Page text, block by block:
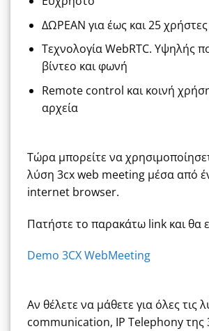
ΔΩΡΕΑΝ για έως και 25 χρήστες
Τεχνολογία WebRTC. Υψηλής
βίντεο και φωνή
Remote control και κοινή
αρχεία
Τώρα μπορείτε να
λύση 3cx web meeting μέσα από
internet browser.
Πατήστε το παρακάτω link και θα
Demo 3CX WebMeeting
Αν θέλετε να μάθετε για όλες τις
communication, IP Telephony της